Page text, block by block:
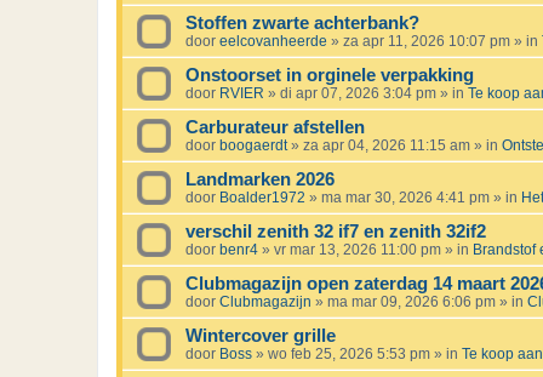
Stoffen zwarte achterbank?
door eelcovanheerde » za apr 11, 2026 10:07 pm » in
Onstoorset in orginele verpakking
door RVIER » di apr 07, 2026 3:04 pm » in Te koop
Carburateur afstellen
door boogaerdt» za apr 04, 2026 11:15 am » in
Landmarken 2026
door Boalder1972 » ma mar 30, 2026 4:41 pm » in
verschil zenith 32 if7 en zenith 32if2
door benr4 » vr mar 13, 2026 11:00 pm » in Brandstof
Clubmagazijn open zaterdag 14 maart
door Clubmagazijn » ma mar 09, 2026 6:06 pm » in
Wintercover grille
door Boss » wo feb 25, 2026 5:53 pm » in Te koop